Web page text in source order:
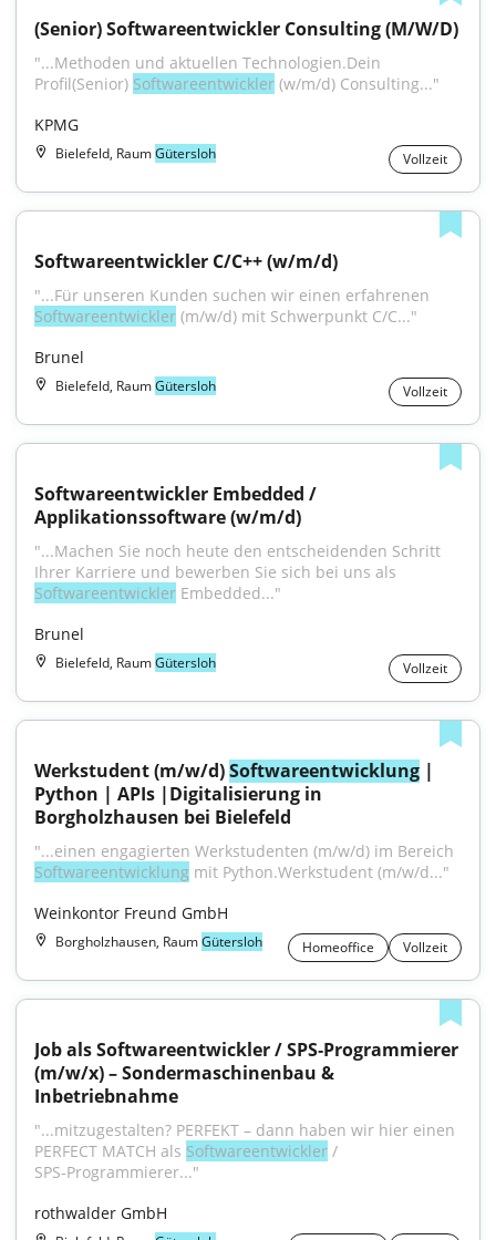
(Senior) Softwareentwickler Consulting (M/W/D)
"...Methoden und aktuellen Technologien.Dein
Profil(Senior) Softwareentwickler (w/m/d) Consulting..."
KPMG
Bielefeld, RaumGütersloh Vollzeit
Softwareentwickler C/C++ (w/m/d)
Softwareentwickler (m/w/d) mit Schwerpunkt C/C..."
Brunel
Bielefeld, RaumGütersloh Vollzeit
Softwareentwickler Embedded /
Applikationssoftware (w/m/d)
"...Machen Sie noch heute den entscheidenden Schritt
Softwareentwickler Embedded..."
Brunel
Bielefeld, RaumGütersloh Vollzeit
Werkstudent (m/w/d) Softwareentwicklung |
Python | APIs |Digitalisierung in
Borgholzhausen bei Bielefeld
Softwareentwicklung mit Python.Werkstudent (m⁠/⁠w⁠/⁠d..."
Weinkontor Freund GmbH
Borgholzhausen, RaumGütersloh Homeoffice Vollzeit
Job als Softwareentwickler / SPS‑Programmierer
(m/w/x) – Sondermaschinenbau &
Inbetriebnahme
"...mitzugestalten? PERFEKT – dann haben wir hier einen
PERFECT MATCH als Softwareentwickler /
SPS‑Programmierer..."
rothwalder GmbH